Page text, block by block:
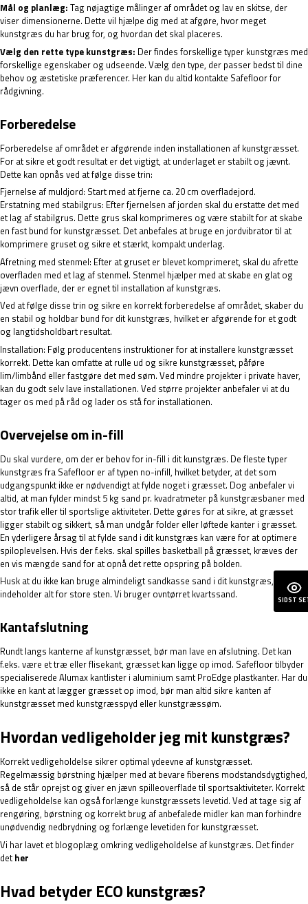
Mål og planlæg: Tag nøjagtige målinger af området og lav en skitse, der
viser dimensionerne. Dette vil hjælpe dig med at afgøre, hvor meget
kunstgræs du har brug for, og hvordan det skal placeres.
Vælg den rette type kunstgræs: Der findes forskellige typer kunstgræs med
forskellige egenskaber og udseende. Vælg den type, der passer bedst til dine
behov og æstetiske præferencer. Her kan du altid kontakte Safefloor for
rådgivning.
Forberedelse
Forberedelse af området er afgørende inden installationen af kunstgræsset.
For at sikre et godt resultat er det vigtigt, at underlaget er stabilt og jævnt.
Dette kan opnås ved at følge disse trin:
Fjernelse af muldjord: Start med at fjerne ca. 20 cm overfladejord.
Erstatning med stabilgrus: Efter fjernelsen af jorden skal du erstatte det med
et lag af stabilgrus. Dette grus skal komprimeres og være stabilt for at skabe
en fast bund for kunstgræsset. Det anbefales at bruge en jordvibrator til at
komprimere gruset og sikre et stærkt, kompakt underlag.
Afretning med stenmel: Efter at gruset er blevet komprimeret, skal du afrette
overfladen med et lag af stenmel. Stenmel hjælper med at skabe en glat og
jævn overflade, der er egnet til installation af kunstgræs.
Ved at følge disse trin og sikre en korrekt forberedelse af området, skaber du
en stabil og holdbar bund for dit kunstgræs, hvilket er afgørende for et godt
og langtidsholdbart resultat.
Installation: Følg producentens instruktioner for at installere kunstgræsset
korrekt. Dette kan omfatte at rulle ud og sikre kunstgræsset, påføre
lim/limbånd eller fastgøre det med søm. Ved mindre projekter i private haver,
kan du godt selv lave installationen. Ved større projekter anbefaler vi at du
tager os med på råd og lader os stå for installationen.
Overvejelse om in-fill
Du skal vurdere, om der er behov for in-fill i dit kunstgræs. De fleste typer
kunstgræs fra Safefloor er af typen no-infill, hvilket betyder, at det som
udgangspunkt ikke er nødvendigt at fylde noget i græsset. Dog anbefaler vi
altid, at man fylder mindst 5 kg sand pr. kvadratmeter på kunstgræsbaner med
stor trafik eller til sportslige aktiviteter. Dette gøres for at sikre, at græsset
ligger stabilt og sikkert, så man undgår folder eller løftede kanter i græsset.
En yderligere årsag til at fylde sand i dit kunstgræs kan være for at optimere
spiloplevelsen. Hvis der f.eks. skal spilles basketball på græsset, kræves der
en vis mængde sand for at opnå det rette opspring på bolden.
Husk at du ikke kan bruge almindeligt sandkasse sand i dit kunstgræs, da det
indeholder alt for store sten. Vi bruger ovntørret kvartssand.
Kantafslutning
Rundt langs kanterne af kunstgræsset, bør man lave en afslutning. Det kan
f.eks. være et træ eller flisekant, græsset kan ligge op imod. Safefloor tilbyder
specialiserede Alumax kantlister i aluminium samtProEdge plastkanter. Har du
ikke en kant at lægger græsset op imod, bør man altid sikre kanten af
kunstgræsset med kunstgræsspyd eller kunstgræssøm.
Hvordan vedligeholder jeg mit kunstgræs?
Korrekt vedligeholdelse sikrer optimal ydeevne af kunstgræsset.
Regelmæssig børstning hjælper med at bevare fiberens modstandsdygtighed,
så de står oprejst og giver en jævn spilleoverflade til sportsaktiviteter. Korrekt
vedligeholdelse kan også forlænge kunstgræssets levetid. Ved at tage sig af
rengøring, børstning og korrekt brug af anbefalede midler kan man forhindre
unødvendig nedbrydning og forlænge levetiden for kunstgræsset.
Vi har lavet et blogoplæg omkring vedligeholdelse af kunstgræs. Det finder
dether
Hvad betyder ECO kunstgræs?
SIDST